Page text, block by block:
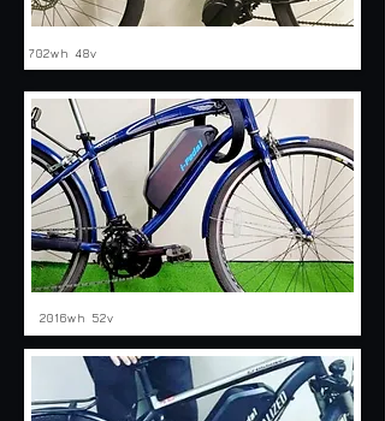
702wh 48v
2016wh 52v